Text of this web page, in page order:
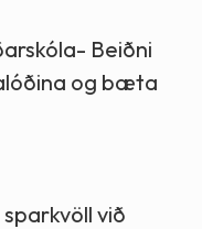
Beiðni
og bæta
við